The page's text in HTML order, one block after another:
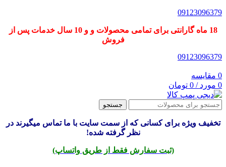
09123096379
18 ماه گارانتی برای تمامی محصولات و و 10 سال خدمات پس از
فروش
09123096379
0 مقایسه
0 مورد /
0 تومان
جستجو
تخفیف ویژه برای کسانی که از سمت سایت با ما تماس میگیرند در
نظر گرفته شده!
(ثبت سفارش فقط از طریق واتساپ)